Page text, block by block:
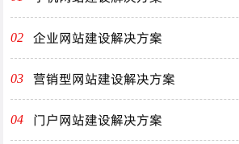
02 企业网站建设解决方案
03 营销型网站建设解决方案
04 门户网站建设解决方案